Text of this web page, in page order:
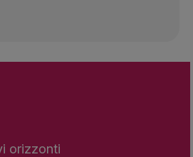
orizzonti